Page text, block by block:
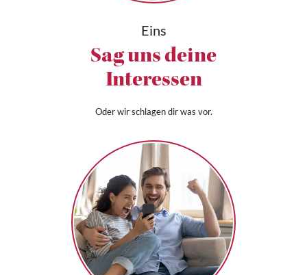
Eins
Sag uns deine
Interessen
Oder wir schlagen dir was vor.